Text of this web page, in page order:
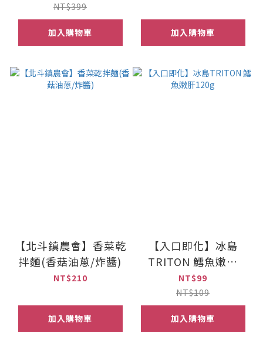
NT$399
加入購物車 加入購物車
【北斗鎮農會】香菜乾
拌麵(香菇油蔥/炸醬)
NT$210
加入購物車
【入口即化】冰島
TRITON 鱈魚嫩肝
120g
NT$99
NT$109
加入購物車